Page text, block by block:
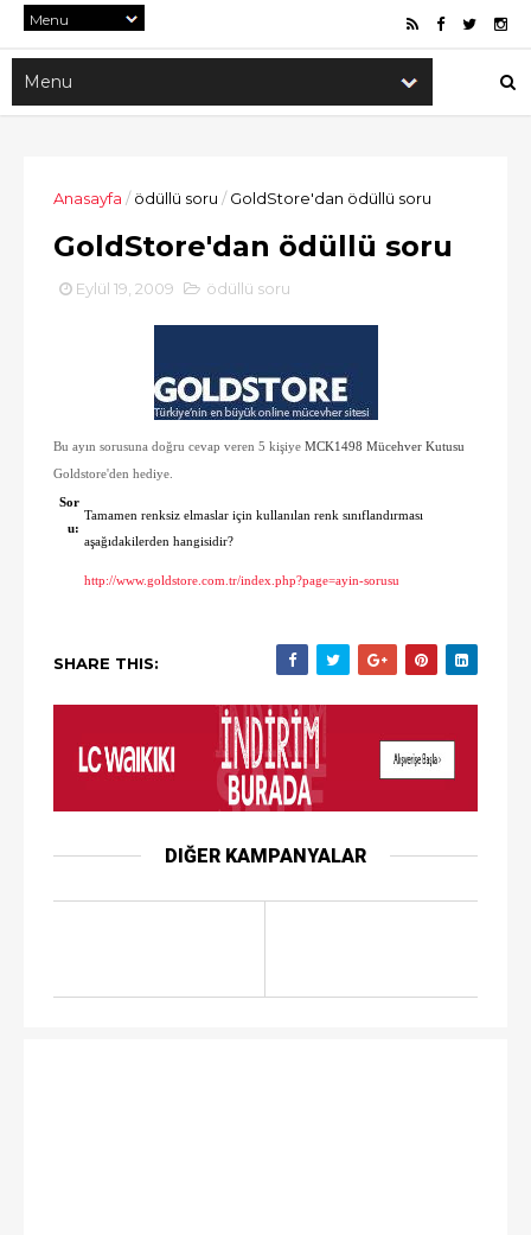
Anasayfa / ödüllü soru / GoldStore'dan ödüllü soru
GoldStore'dan ödüllü soru
Eylül 19, 2009 ödüllü soru
Bu ayın sorusuna doğru cevap veren 5 kişiye MCK1498 Mücehver Kutusu
Goldstore'den hediye.
Sor
u:
Tamamen renksiz elmaslar için kullanılan renk sınıflandırması
aşağıdakilerden hangisidir?
http://www.goldstore.com.tr/index.php?page=ayin-sorusu
SHARE THIS:
DIĞER KAMPANYALAR